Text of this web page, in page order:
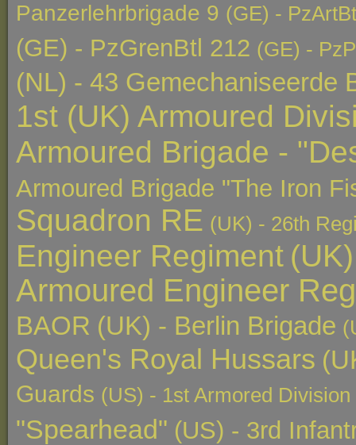
Panzerlehrbrigade 9 (GE) -
(GE) - PzGrenBtl 212 (GE) -
(NL) - 43 Gemechaniseerde
1st (UK) Armoured
Armoured Brigade -
Armoured Brigade "The Iron
Squadron RE (UK) - 26th
Engineer Regiment
Armoured Engineer
BAOR (UK) - Berlin Brigade
Queen's Royal Hussars
Guards (US) - 1st Armored
"Spearhead" (US) - 3rd